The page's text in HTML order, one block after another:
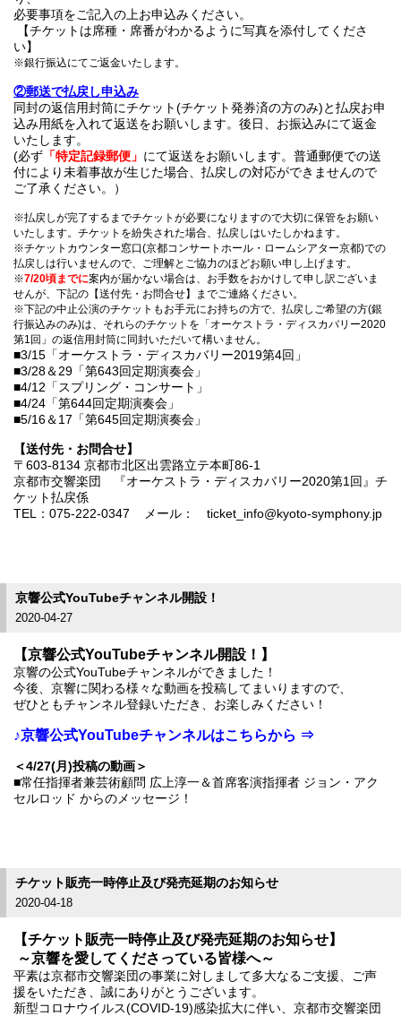
必要事項をご記入の上お申込みください。
【チケットは席種・席番がわかるように写真を添付してくださ
い】
※銀行振込にてご返金いたします。
②郵送で払戻し申込み
同封の返信用封筒にチケット(チケット発券済の方のみ)と払戻お申
込み用紙を入れて返送をお願いします。後日、お振込みにて返金
いたします。
(必ず 「特定記録郵便」 にて返送をお願いします。普通郵便での送
付により未着事故が生じた場合、払戻しの対応ができませんので
ご了承ください。）
※払戻しが完了するまでチケットが必要になりますので大切に保管をお願い
いたします。チケットを紛失された場合、払戻しはいたしかねます。
※チケットカウンター窓口(京都コンサートホール・ロームシアター京都)での
払戻しは行いませんので、ご理解とご協力のほどお願い申し上げます。
※7/20頃までに案内が届かない場合は、お手数をおかけして申し訳ございま
せんが、下記の【送付先・お問合せ】までご連絡ください。
※下記の中止公演のチケットもお手元にお持ちの方で、払戻しご希望の方(銀
行振込みのみ)は、それらのチケットを「オーケストラ・ディスカバリー2020
第1回」の返信用封筒に同封いただいて構いません。
■3/15「オーケストラ・ディスカバリー2019第4回」
■3/28＆29「第643回定期演奏会」
■4/12「スプリング・コンサート」
■4/24「第644回定期演奏会」
■5/16＆17「第645回定期演奏会」
【送付先・お問合せ】
〒603-8134 京都市北区出雲路立テ本町86-1
京都市交響楽団 『オーケストラ・ディスカバリー2020第1回』チ
ケット払戻係
TEL：075-222-0347 メール： ticket_info@kyoto-symphony.jp
京響公式YouTubeチャンネル開設！
2020-04-27
【京響公式YouTubeチャンネル開設！】
京響の公式YouTubeチャンネルができました！
今後、京響に関わる様々な動画を投稿してまいりますので、
ぜひともチャンネル登録いただき、お楽しみください！
♪京響公式YouTubeチャンネルはこちらから ⇒
＜4/27(月)投稿の動画＞
■常任指揮者兼芸術顧問 広上淳一＆首席客演指揮者 ジョン・アク
セルロッド からのメッセージ！
チケット販売一時停止及び発売延期のお知らせ
2020-04-18
【チケット販売一時停止及び発売延期のお知らせ】
～京響を愛してくださっている皆様へ～
平素は京都市交響楽団の事業に対しまして多大なるご支援、ご声
援をいただき、誠にありがとうございます。
新型コロナウイルス(COVID-19)感染拡大に伴い、京都市交響楽団